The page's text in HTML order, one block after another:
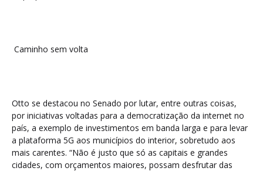
Caminho sem volta
Otto se destacou no Senado por lutar, entre outras coisas,
por iniciativas voltadas para a democratização da internet no
país, a exemplo de investimentos em banda larga e para levar
a plataforma 5G aos municípios do interior, sobretudo aos
mais carentes. “Não é justo que só as capitais e grandes
cidades, com orçamentos maiores, possam desfrutar das